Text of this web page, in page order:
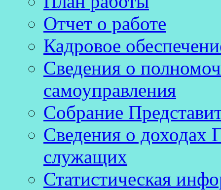
Отчет о работе
Кадровое
Сведения о
самоуправления
Собрание
Сведения о доходах
служащих
Статистическая